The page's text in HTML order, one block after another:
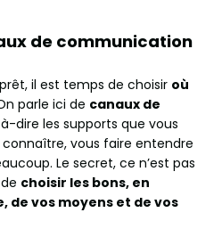
de communication
il est temps de choisir où
parle ici de canaux de
dire les supports que vous
vous faire entendre
Le secret, ce n’est pas
choisir les bons, en
de vos moyens et de vos